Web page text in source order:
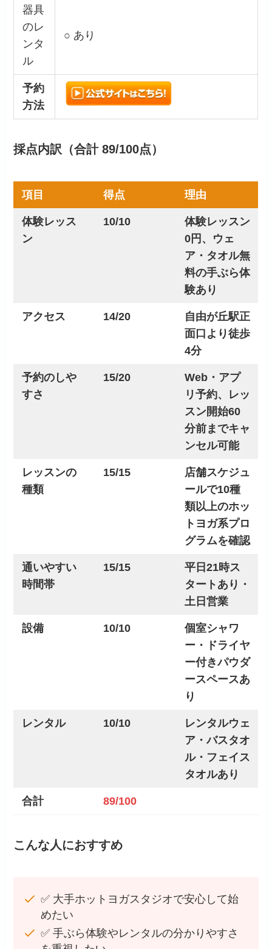
器具
のレ
ンタ
ル
○ あり
予約
方法
採点内訳（合計 89/100点）
項目 得点 理由
体験レッス
ン
10/10
体験レッスン
0円、ウェ
ア・タオル無
料の手ぶら体
験あり
アクセス 14/20
自由が丘駅正
面口より徒歩
4分
予約のしや
すさ
15/20
Web・アプ
リ予約、レッ
スン開始60
分前までキャ
ンセル可能
レッスンの
種類
15/15
店舗スケジュ
ールで10種
類以上のホッ
トヨガ系プロ
グラムを確認
通いやすい
時間帯
15/15
平日21時ス
タートあり・
土日営業
設備 10/10
個室シャワ
ー・ドライヤ
ー付きパウダ
ースペースあ
り
レンタル 10/10
レンタルウェ
ア・バスタオ
ル・フェイス
タオルあり
合計 89/100
こんな人におすすめ
✅ 大手ホットヨガスタジオで安心して始
めたい
✅ 手ぶら体験やレンタルの分かりやすさ